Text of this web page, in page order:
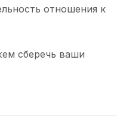
отношения к
сберечь ваши